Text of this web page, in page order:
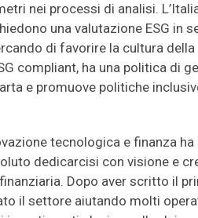
nei processi di analisi.
una valutazione ESG in
di favorire la cultura della
compliant, ha una politica di
e promuove politiche
tecnologica e finanza
dedicarcisi con visione e
Dopo aver scritto il
il settore aiutando molti